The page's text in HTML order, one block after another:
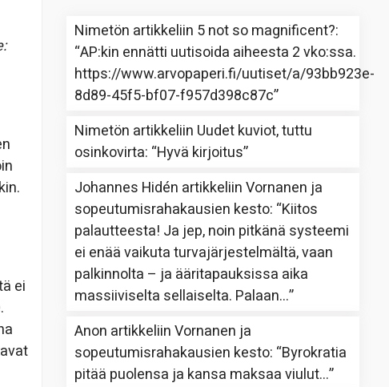
ei
Nimetön artikkeliin 5 not so magnificent?:
“AP:kin ennätti uutisoida aiheesta 2 vko:ssa.
https://www.arvopaperi.fi/uutiset/a/93bb923e-
8d89-45f5-bf07-f957d398c87c”
Nimetön artikkeliin Uudet kuviot, tuttu
osinkovirta: “Hyvä kirjoitus”
Johannes Hidén artikkeliinVornanen ja
sopeutumisrahakausien kesto: “Kiitos
palautteesta! Ja jep, noin pitkänä systeemi
ei enää vaikuta turvajärjestelmältä, vaan
palkinnolta – ja ääritapauksissa aika
massiiviselta sellaiselta. Palaan…”
Anon artikkeliinVornanen ja
sopeutumisrahakausien kesto: “Byrokratia
pitää puolensa ja kansa maksaa viulut…”